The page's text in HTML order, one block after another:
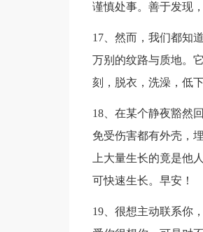
谨慎处事。善于发现
17、然而，我们都知
万别的纹路与质地。
刻，脱衣，洗澡，低
18、在某个静夜豁然
免受伤害都有外壳，
上大量生长的竟是他
可快速生长。早安！
19、很想主动联系你